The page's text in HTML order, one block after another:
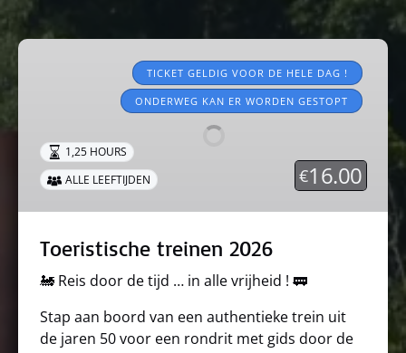
Toeristische
TICKET GELDIG VOOR DE HELE DAG !
ONDERWEG KAN ER WORDEN GESTOPT
€16.00
1,25 HOURS
ALLE LEEFTIJDEN
Toeristische treinen 2026
🚂 Reis door de tijd … in alle vrijheid ! 🚃
Stap aan boord van een authentieke trein uit
de jaren 50 voor een rondrit met gids door de